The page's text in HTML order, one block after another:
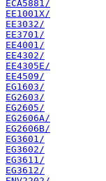
ECA5881/
EE1001X/
EE3032/
EE3701/
EE4001/
EE4302/
EE4305E/
EE4509/
EG1603/
EG2603/
EG2605/
EG2606A/
EG2606B/
EG3601/
EG3602/
EG3611/
EG3612/